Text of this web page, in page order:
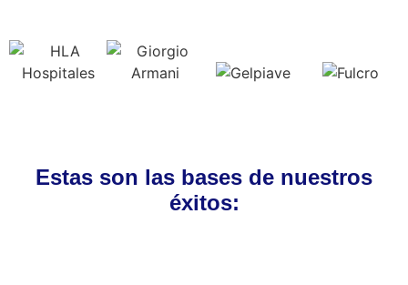
Estas son las bases de nuestros
éxitos: